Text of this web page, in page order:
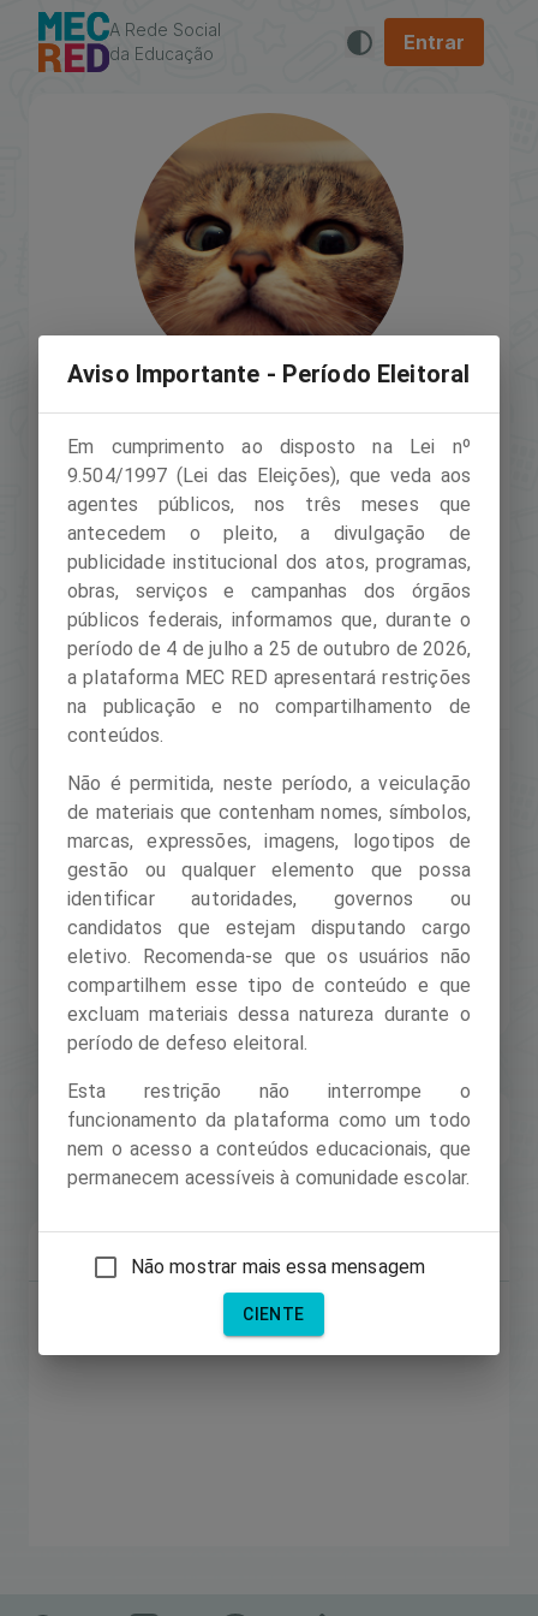
A Rede Social
da Educação
Entrar
Janaína Kshesek
Usuário verificado
Seguir o perfil
Nível:2 Experiência: 0 Troféus:
Aviso Importante - Período Eleitoral
Em cumprimento ao disposto na Lei nº
9.504/1997 (Lei das Eleições), que veda aos
agentes públicos, nos três meses que
antecedem o pleito, a divulgação de
publicidade institucional dos atos, programas,
obras, serviços e campanhas dos órgãos
públicos federais, informamos que, durante o
período de 4 de julho a 25 de outubro de 2026,
a plataforma MEC RED apresentará restrições
na publicação e no compartilhamento de
conteúdos.
Não é permitida, neste período, a veiculação
de materiais que contenham nomes, símbolos,
marcas, expressões, imagens, logotipos de
gestão ou qualquer elemento que possa
identificar autoridades, governos ou
candidatos que estejam disputando cargo
eletivo. Recomenda-se que os usuários não
compartilhem esse tipo de conteúdo e que
excluam materiais dessa natureza durante o
período de defeso eleitoral.
Esta restrição não interrompe o
funcionamento da plataforma como um todo
nem o acesso a conteúdos educacionais, que
permanecem acessíveis à comunidade escolar.
Não mostrar mais essa mensagem
CIENTE